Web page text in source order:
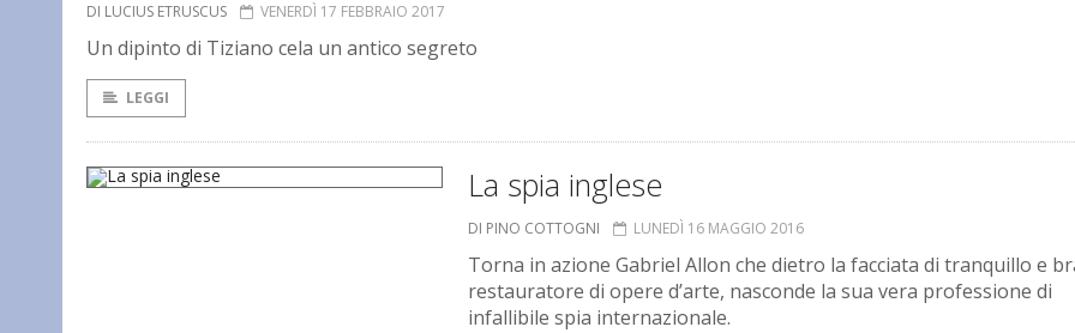
DI LUCIUS ETRUSCUS VENERDÌ 17 FEBBRAIO 2017
Un dipinto di Tiziano cela un antico segreto
LEGGI
La spia inglese
DI PINO COTTOGNI LUNEDÌ 16 MAGGIO 2016
Torna in azione Gabriel Allon che dietro la facciata di tranquillo e
restauratore di opere d’arte, nasconde la sua vera professione di
infallibile spia internazionale.